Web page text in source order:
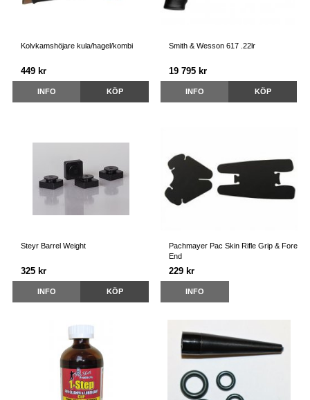
Kolvkamshöjare kula/hagel/kombi
449 kr
INFO KÖP
Smith & Wesson 617 .22lr
19 795 kr
INFO KÖP
Steyr Barrel Weight
325 kr
INFO KÖP
Pachmayer Pac Skin Rifle Grip & Fore
End
229 kr
INFO